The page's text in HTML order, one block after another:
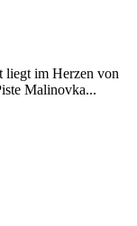
liegt im Herzen von
Malinovka...